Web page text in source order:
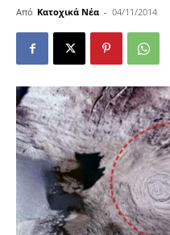
Από Κατοχικά Νέα - 04/11/2014